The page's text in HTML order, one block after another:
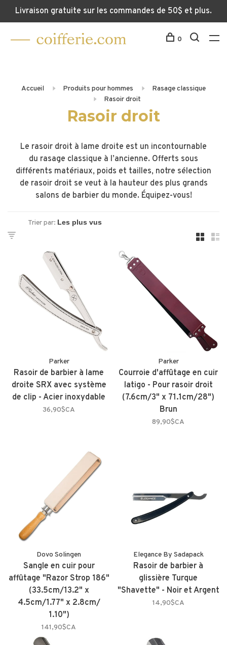
Livraison gratuite sur les commandes de 50$ et plus.
0
Accueil Produits pour hommes
Rasage classique
Rasoir droit
Rasoir droit
Le rasoir droit à lame droite est un incontournable
du rasage classique à l’ancienne. Offerts sous
différents matériaux, poids et tailles, notre sélection
de rasoir droit se veut à la hauteur des plus grands
salons de barbier du monde. Équipez-vous!
Trier par:
Parker
Rasoir de barbier à lame
droite SRX avec système
de clip - Acier inoxydable
36,90$CA
Parker
Courroie d'affûtage en cuir
latigo - Pour rasoir droit
(7.6cm/3" x 71.1cm/28")
Brun
89,90$CA
Dovo Solingen
Sangle en cuir pour
affûtage "Razor Strop 186"
(33.5cm/13.2" x
4.5cm/1.77" x 2.8cm/
1.10")
141,90$CA
Elegance By Sadapack
Rasoir de barbier à
glissière Turque
"Shavette" - Noir et Argent
14,90$CA